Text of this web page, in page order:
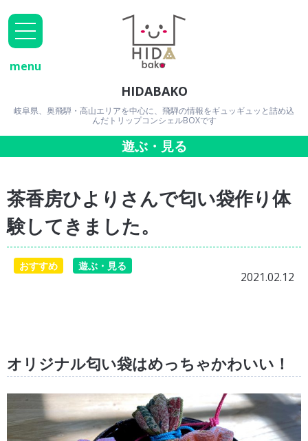
HIDABAKO
岐阜県、奥飛騨・高山エリアを中心に、飛騨の情報をギュッギュッと詰め込
んだトリップコンシェルBOXです
menu
遊ぶ・見る
茶香房ひよりさんで匂い袋作り体
験してきました。
おすすめ 遊ぶ・見る
2021.02.12
オリジナル匂い袋はめっちゃかわいい！